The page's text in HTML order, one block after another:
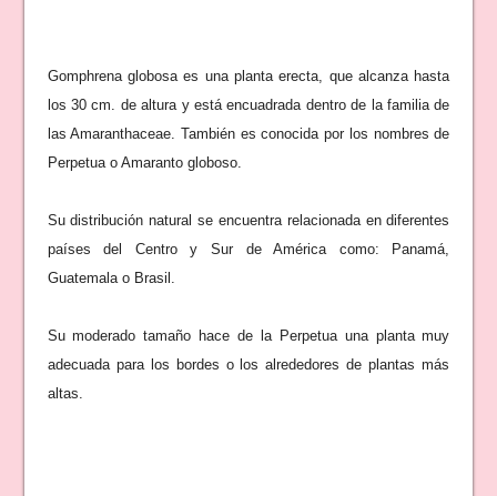
Gomphrena globosa es una planta erecta, que alcanza hasta
los 30 cm. de altura y está encuadrada dentro de la familia de
las Amaranthaceae. También es conocida por los nombres de
Perpetua o Amaranto globoso.
Su distribución natural se encuentra relacionada en diferentes
países del Centro y Sur de América como: Panamá,
Guatemala o Brasil.
Su moderado tamaño hace de la Perpetua una planta muy
adecuada para los bordes o los alrededores de plantas más
altas.